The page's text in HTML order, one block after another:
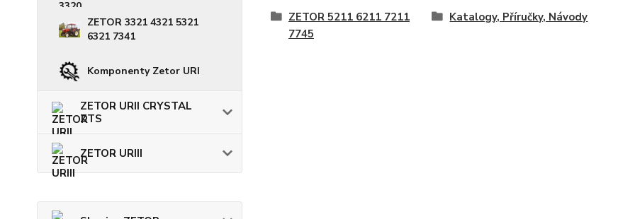
ZETOR 3321 4321 5321
6321 7341
Komponenty Zetor URI
ZETOR URII CRYSTAL
ZTS
ZETOR URIII
ZETOR 5211 6211 7211
7745
Katalogy, Příručky, Návody